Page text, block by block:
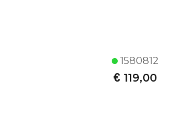
1580812
€ 119,00